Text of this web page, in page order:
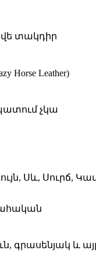
տակդիր
Horse Leather)
չկա
Սև, Սուրճ,
գրասենյակ և